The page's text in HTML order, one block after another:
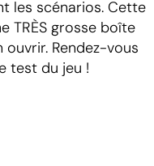
les scénarios. Cette
TRÈS grosse boîte
Rendez-vous
test du jeu !